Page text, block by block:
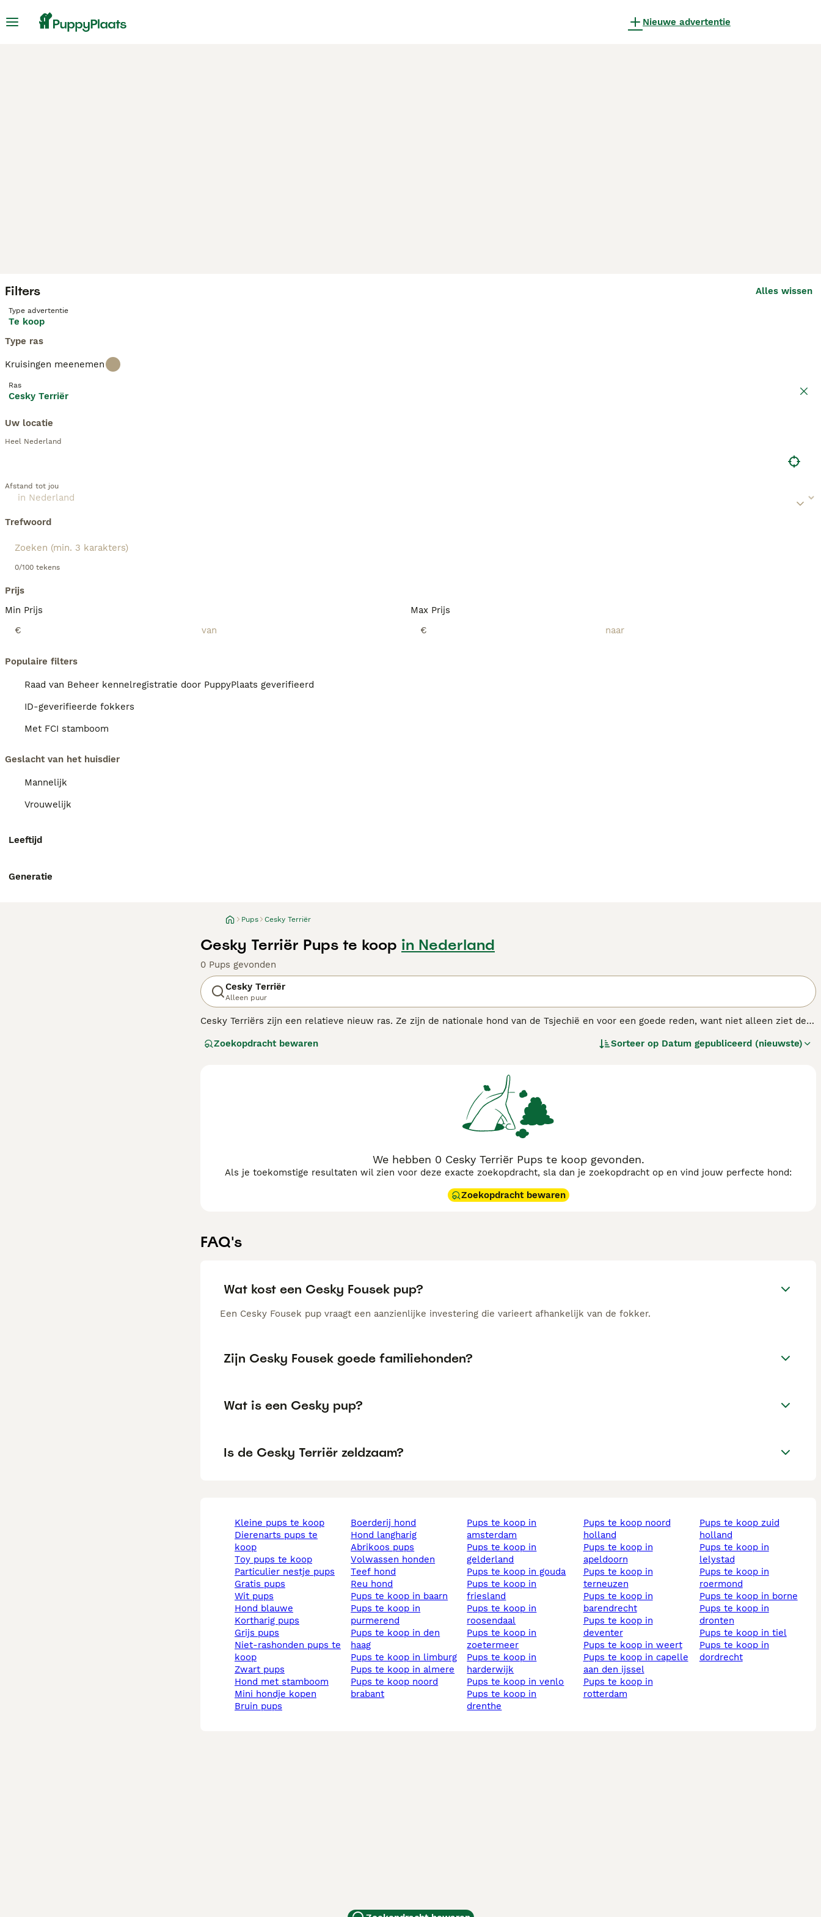
Nieuwe advertentie
Filters Alles wissen
Type advertentie
Te koop
Type ras
Kruisingen meenemen
Ras
Cesky Terriër
Uw locatie
Heel Nederland
Afstand tot jou
Trefwoord
0/100 tekens
Prijs
Min Prijs
€
Max Prijs
€
Populaire filters
Raad van Beheer kennelregistratie door PuppyPlaats geverifieerd
ID-geverifieerde fokkers
Met FCI stamboom
Geslacht van het huisdier
Mannelijk
Vrouwelijk
Leeftijd
Generatie
Pups Cesky Terriër
Cesky Terriër Pups te koop in Nederland
0 Pups gevonden
Cesky Terriër
Alleen puur
Cesky Terriërs zijn een relatieve nieuw ras. Ze zijn de nationale hond van de Tsjechië en voor een goede reden, want niet alleen ziet de
gezinsomgeving waar ze gemakkelijk met kinderen en andere dieren. Terriërs zijn gefokt om te jagen, wat betekent dat Cesky Terriërs
Lees onze Cesky Terrier adviespagina voor informatie over dit hondenras.
Zoekopdracht bewaren Sorteer op Datum gepubliceerd (nieuwste)
We hebben 0 Cesky Terriër Pups te koop gevonden.
Als je toekomstige resultaten wil zien voor deze exacte zoekopdracht, sla dan je zoekopdracht op en vind jouw perfecte hond:
Zoekopdracht bewaren
FAQ's
Wat kost een Cesky Fousek pup?
Een Cesky Fousek pup vraagt een aanzienlijke investering die varieert afhankelijk van de fokker.
Zijn Cesky Fousek goede familiehonden?
Wat is een Cesky pup?
Is de Cesky Terriër zeldzaam?
kleine pups te koop
dierenarts pups te
koop
toy pups te koop
particulier nestje pups
gratis pups
wit pups
hond blauwe
kortharig pups
grijs pups
niet-rashonden pups te
koop
zwart pups
hond met stamboom
mini hondje kopen
bruin pups
boerderij hond
hond langharig
abrikoos pups
volwassen honden
teef hond
reu hond
pups te koop in baarn
pups te koop in
purmerend
pups te koop in den
haag
pups te koop in limburg
pups te koop in almere
pups te koop noord
brabant
pups te koop in
amsterdam
pups te koop in
gelderland
pups te koop in gouda
pups te koop in
friesland
pups te koop in
roosendaal
pups te koop in
zoetermeer
pups te koop in
harderwijk
pups te koop in venlo
pups te koop in
drenthe
pups te koop noord
holland
pups te koop in
apeldoorn
pups te koop in
terneuzen
pups te koop in
barendrecht
pups te koop in
deventer
pups te koop in weert
pups te koop in capelle
aan den ijssel
pups te koop in
rotterdam
pups te koop zuid
holland
pups te koop in
lelystad
pups te koop in
roermond
pups te koop in borne
pups te koop in
dronten
pups te koop in tiel
pups te koop in
dordrecht